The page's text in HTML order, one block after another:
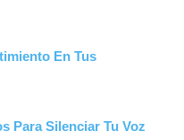
En Tus
Para Silenciar Tu Voz